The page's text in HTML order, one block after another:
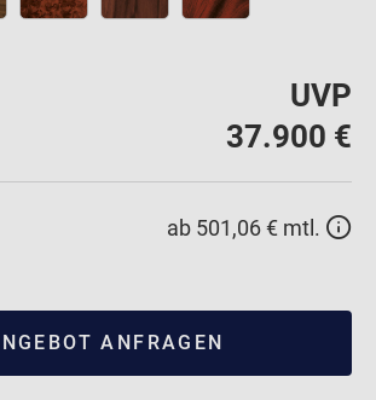
UVP
37.900 €
ab 501,06 € mtl.
ANFRAGEN